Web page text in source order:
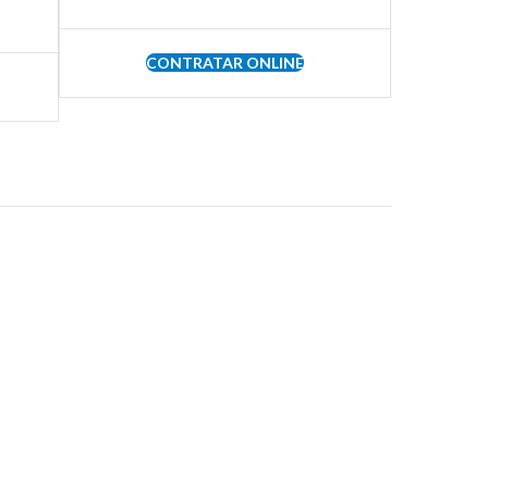
CONTRATAR ONLINE